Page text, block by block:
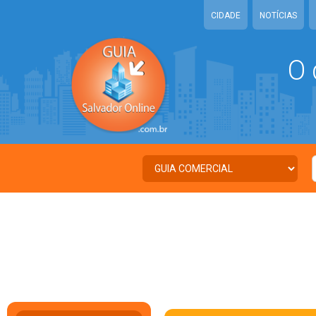
CIDADE NOTÍCIAS
O